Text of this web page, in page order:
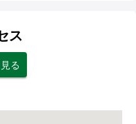
ス
る